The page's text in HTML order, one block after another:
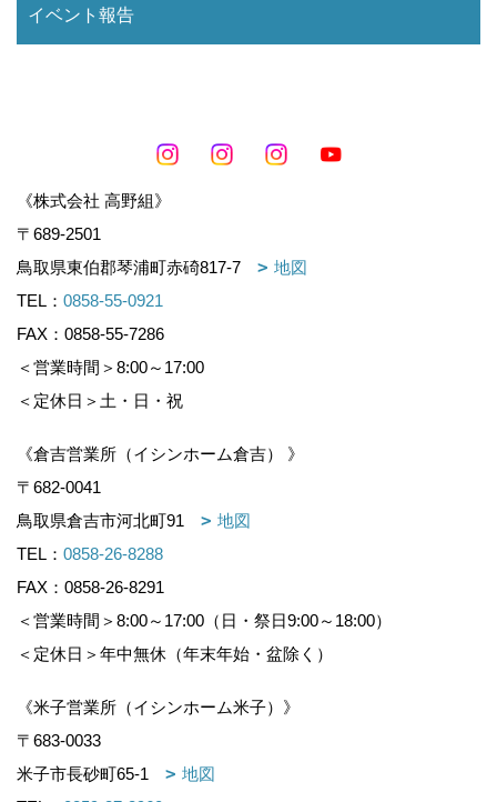
イベント報告
《株式会社 高野組》
〒689-2501
鳥取県東伯郡琴浦町赤碕817-7
地図
TEL： 0858-55-0921
FAX：0858-55-7286
＜営業時間＞8:00～17:00
＜定休日＞土・日・祝
《倉吉営業所（イシンホーム倉吉） 》
〒682-0041
鳥取県倉吉市河北町91
地図
TEL： 0858-26-8288
FAX：0858-26-8291
＜営業時間＞8:00～17:00（日・祭日9:00～18:00）
＜定休日＞年中無休（年末年始・盆除く）
《米子営業所（イシンホーム米子）》
〒683-0033
米子市長砂町65-1
地図